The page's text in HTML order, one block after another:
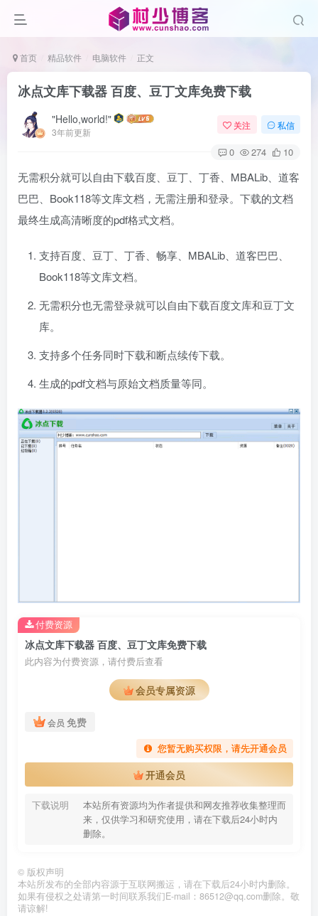
首页 精品软件 电脑软件 正文
冰点文库下载器 百度、豆丁文库免费下载
"Hello,world!"
3年前更新
关注 私信
0 274 10
无需积分就可以自由下载百度、豆丁、丁香、MBALib、道客
巴巴、Book118等文库文档，无需注册和登录。下载的文档
最终生成高清晰度的pdf格式文档。
支持百度、豆丁、丁香、畅享、MBALib、道客巴巴、
Book118等文库文档。
无需积分也无需登录就可以自由下载百度文库和豆丁文
库。
支持多个任务同时下载和断点续传下载。
生成的pdf文档与原始文档质量等同。
冰点文库下载器 百度、豆丁文库免费下载
此内容为付费资源，请付费后查看
会员专属资源
会员 免费
您暂无购买权限，请先开通会员
开通会员
下载说明
本站所有资源均为作者提供和网友推荐收集整理而
来，仅供学习和研究使用，请在下载后24小时内
删除。
付费资源
© 版权声明
本站所发布的全部内容源于互联网搬运，请在下载后24小时内删除。
如果有侵权之处请第一时间联系我们E-mail：86512@qq.com删除。敬
请谅解!